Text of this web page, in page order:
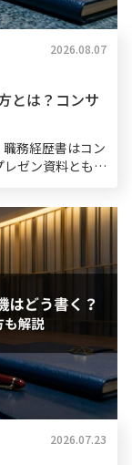
2026.08.07
とは？コンサ
務経歴書はコン
ゼン資料とも言
と作成する […]
2026.07.23